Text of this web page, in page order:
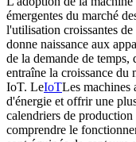
émergentes du marché
l'utilisation croissantes
donne naissance aux
de la demande de
entraîne la croissance du
IoT. LeIoTLes machines
d'énergie et offrir une
calendriers de
comprendre le